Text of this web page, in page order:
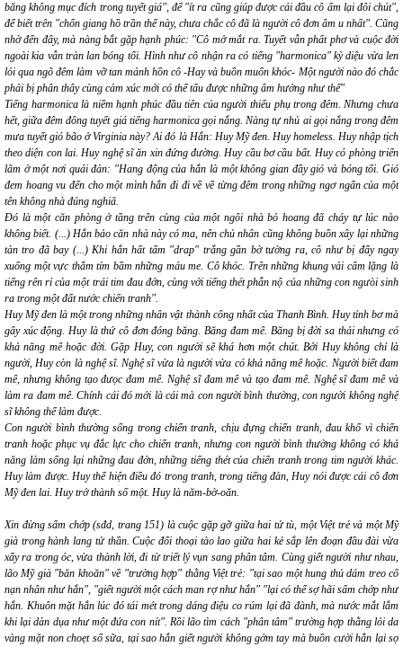
băng không mục đích trong tuyết giá", để"ít ra cũng giúp được cái đầu cô ấm lại đôi chút",
để biết trên "chốn giang hồ trần thế này, chưa chắc cô đã là người cô đơn âm u nhất". Cũng
nhờ đến đây, mà nàng bắt gặp hạnh phúc: "Cô mở mắt ra. Tuyết vẫn phất phơ và cuộc đời
ngoài kia vẫn tràn lan bóng tối. Hình như cô nhận ra có tiếng "harmonica" kỳ diệu vừa len
lỏi qua ngõ đêm làm vỡ tan mảnh hồn cô -Hay và buồn muốn khóc- Một người nào đó chắc
phải bị phân thây cùng cảm xúc mới có thể tấu được những âm hưởng như thế"
Tiếng harmonica là niềm hạnh phúc đầu tiên của người thiếu phụ trong đêm. Nhưng chưa
hết, giữa đêm đông tuyết giá tiếng harmonica gọi nắng. Nàng tự nhủ ai gọi nắngtrong đêm
mưa tuyết gió bão ở Virginia này? Ai đó là Hắn: Huy Mỹ đen. Huy homeless. Huy nhập tịch
theo diện con lai. Huy nghệ sĩ ăn xin đứng đường. Huy cầu bơ cầu bất. Huy có phòng triển
lãm ở một nơi quái đản: "Hang động của hắn là một không gian đầy gió và bóng tối. Gió
đem hoang vu đến cho một mình hắn đi đi về về từng đêm trong những ngơ ngẩn của một
tên không nhà đúng nghiã.
Đó là một căn phòng ở tầng trên cùng của một ngôi nhà bỏ hoang đã cháy tự lúc nào
không biết. (...) Hắn bảo căn nhà này có ma, nên chủ nhân cũng không buồn xây lại những
tàn tro đã bay (...) Khi hắn hất tấm "drap" trắng gần bờ tường ra, cô như bị đẩy ngay
xuống một vực thẳm tím bầm những máu me. Cô khóc. Trên những khung vải câm lặng là
tiếng rên rỉ của một trái tim đau đớn, cùng với tiếng thét phẫn nộ của những con ngưòi sinh
ra trong một đất nước chiến tranh".
Huy Mỹ đen là một trong những nhân vật thành công nhất của Thanh Bình. Huy tỉnh bơ mà
gây xúc động. Huy là thứ cô đơn đóng băng. Băng đam mê. Băng bị đời sa thải nhưng có
khả năng mê hoặc đời. Gặp Huy, con người sẽ khá hơn một chút. Bởi Huy không chỉ là
người, Huy còn là nghệ sĩ. Nghệ sĩ vừa là người vừa có khả năng mê hoặc. Người biết đam
mê, nhưng không tạo đưọc đam mê. Nghệ sĩ đam mê và tạo đam mê. Nghệ sĩ đam mê và
làm ra đam mê. Chính cái đó mới là cái mà con người bình thường, con người không nghệ
sĩ không thể làm được.
Con người bình thường sống trong chiến tranh, chịu đựng chiến tranh, đau khổ vì chiến
tranh hoặc phục vụ đắc lực cho chiến tranh, nhưng con người bình thường không có khả
năng làm sống lại những đau đớn, những tiếng thét của chiến tranh trong tim người khác.
Huy làm được. Huy thể hiện điều đó trong tranh, trong tiếng đàn, Huy nói được cái cô đơn
Mỹ đen lai. Huy trở thành số một. Huy là năm-bờ-oăn.
Xin đừng sấm chớp (sđd, trang 151) là cuộc gặp gỡ giữa hai tử tù, một Việt trẻ và một Mỹ
già trong hành lang tử thần. Cuộc đối thoại tào lao giữa hai kẻ sắp lên đoạn đầu đài vừa
xẩy ra trong óc, vừa thành lời, đi từ triết lý vụn sang phân tâm. Cùng giết người như nhau,
lão Mỹ già "băn khoăn" về "trường hợp" thằng Việt trẻ: "tại sao một hung thủ dám treo cổ
nạn nhân như hắn", "giết người một cách man rợ như hắn" "lại có thể sợ hãi sấm chớp như
hắn. Khuôn mặt hắn lúc đó tái mét trong dáng điệu co rúm lại đã đành, mà nước mắt lắm
khi lại dàn dụa như một đứa con nít". Rồi lão tìm cách "phân tâm" trường hợp thằng lỏi da
vàng mặt non choẹt sổ sữa, tại sao hắn giết người không gớm tay mà buồn cười hắn lại sợ